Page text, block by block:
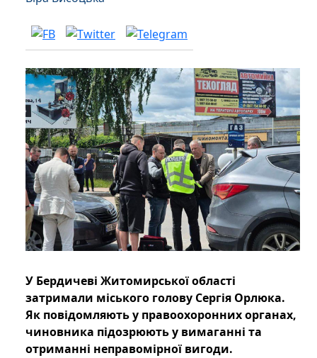
У Бердичеві Житомирської області
затримали міського голову Сергія Орлюка.
Як повідомляють у правоохоронних органах,
чиновника підозрюють у вимаганні та
отриманні неправомірної вигоди.